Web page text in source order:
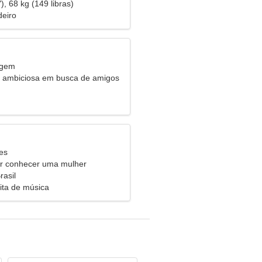
68 kg (149 libras)
em busca de amigos
conhecer uma mulher
de música